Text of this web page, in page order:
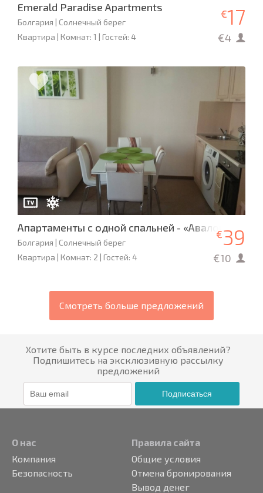
Emerald Paradise Apartments
Болгария | Солнечный берег
Квартира | Комнат: 1 | Гостей: 4
€17
€4
Апартаменты с одной спальней - «Авалон»
Болгария | Солнечный берег
Квартира | Комнат: 2 | Гостей: 4
€39
€10
Смотреть больше предложений
Хотите быть в курсе последних объявлений?
Подпишитесь на эксклюзивную рассылку
предложений
Подписаться
О нас
Компания
Безопасность
Правила сайта
Общие условия
Отмена бронирования
Вывод денег